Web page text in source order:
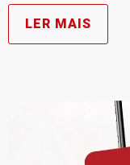
LER MAIS